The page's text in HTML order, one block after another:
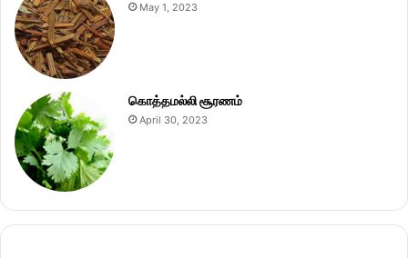
May 1, 2023
கொத்தமல்லி சூரணம்
April 30, 2023